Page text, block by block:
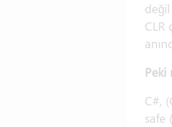
CLR
Peki
C#,
safe